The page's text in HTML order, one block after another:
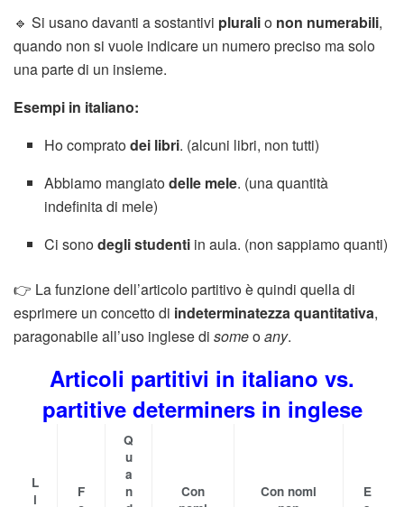
🔹 Si usano davanti a sostantivi pluralio non numerabili,
quando non si vuole indicare un numero preciso ma solo
una parte di un insieme.
Esempi in italiano:
Ho compratodei libri. (alcuni libri, non tutti)
Abbiamo mangiatodelle mele. (una quantità
indefinita di mele)
Ci sonodegli studenti in aula. (non sappiamo quanti)
👉 La funzione dell’articolo partitivo è quindi quella di
esprimere un concetto di indeterminatezza quantitativa,
paragonabile all’uso inglese di someoany.
Articoli partitivi in italiano vs.
partitive determiners in inglese
L
i
F
Q
u
a
n
Con
Con nomi
E